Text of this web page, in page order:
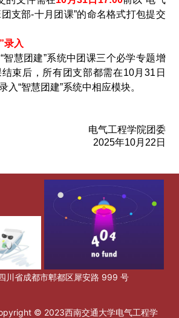
支部-十月团课”的命名格式打包提交
”录入
智慧团建”系统中团课三个必学专题增
束后，所有团支部都需在10月 31 日
入“智慧团建”系统中相应模块。
电气工程学院团委
2025年10月 22 日
川省成都市郫都区犀安路 999 号
© 2023西南交通大学电气工程学